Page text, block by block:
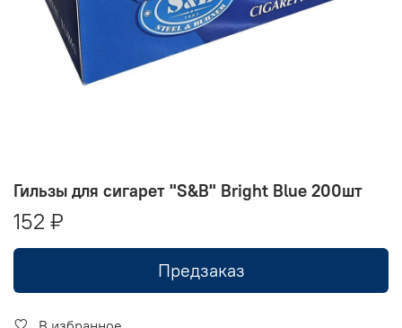
Гильзы для сигарет "S&B" Bright Blue 200шт
152 ₽
Предзаказ